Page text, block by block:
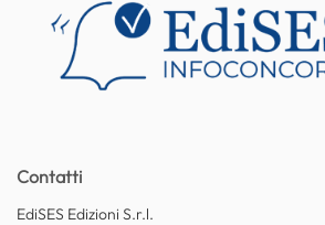
Contatti
EdiSES Edizioni S.r.l.